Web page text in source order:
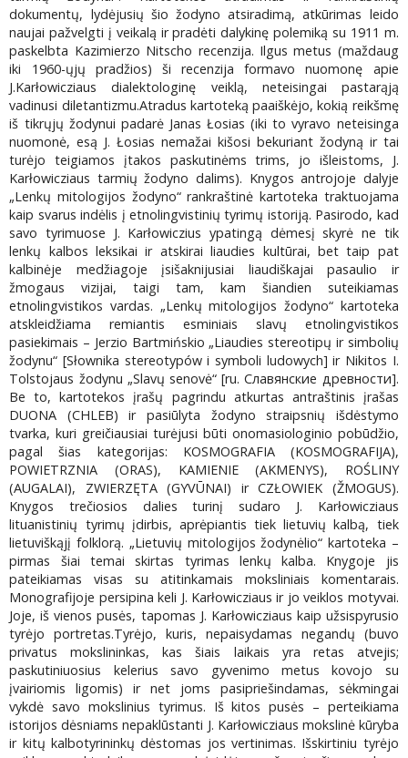
dokumentų, lydėjusių šio žodyno atsiradimą, atkūrimas leido
naujai pažvelgti į veikalą ir pradėti dalykinę polemiką su 1911 m.
paskelbta Kazimierzo Nitscho recenzija. Ilgus metus (maždaug
iki 1960-ųjų pradžios) ši recenzija formavo nuomonę apie
J.Karłowicziaus dialektologinę veiklą, neteisingai pastarąją
vadinusi diletantizmu.Atradus kartoteką paaiškėjo, kokią reikšmę
iš tikrųjų žodynui padarė Janas Łosias (iki to vyravo neteisinga
nuomonė, esą J. Łosias nemažai kišosi bekuriant žodyną ir tai
turėjo teigiamos įtakos paskutinėms trims, jo išleistoms, J.
Karłowicziaus tarmių žodyno dalims). Knygos antrojoje dalyje
„Lenkų mitologijos žodyno“ rankraštinė kartoteka traktuojama
kaip svarus indėlis į etnolingvistinių tyrimų istoriją. Pasirodo, kad
savo tyrimuose J. Karłowiczius ypatingą dėmesį skyrė ne tik
lenkų kalbos leksikai ir atskirai liaudies kultūrai, bet taip pat
kalbinėje medžiagoje įsišaknijusiai liaudiškajai pasaulio ir
žmogaus vizijai, taigi tam, kam šiandien suteikiamas
etnolingvistikos vardas. „Lenkų mitologijos žodyno“ kartoteka
atskleidžiama remiantis esminiais slavų etnolingvistikos
pasiekimais – Jerzio Bartmińskio „Liaudies stereotipų ir simbolių
žodynu“ [Słownika stereotypów i symboli ludowych] ir Nikitos I.
Tolstojaus žodynu „Slavų senovė“ [ru. Славянские древности].
Be to, kartotekos įrašų pagrindu atkurtas antraštinis įrašas
DUONA (CHLEB) ir pasiūlyta žodyno straipsnių išdėstymo
tvarka, kuri greičiausiai turėjusi būti onomasiologinio pobūdžio,
pagal šias kategorijas: KOSMOGRAFIA (KOSMOGRAFIJA),
POWIETRZNIA (ORAS), KAMIENIE (AKMENYS), ROŚLINY
(AUGALAI), ZWIERZĘTA (GYVŪNAI) ir CZŁOWIEK (ŽMOGUS).
Knygos trečiosios dalies turinį sudaro J. Karłowicziaus
lituanistinių tyrimų įdirbis, aprėpiantis tiek lietuvių kalbą, tiek
lietuviškąjį folklorą. „Lietuvių mitologijos žodynėlio“ kartoteka –
pirmas šiai temai skirtas tyrimas lenkų kalba. Knygoje jis
pateikiamas visas su atitinkamais moksliniais komentarais.
Monografijoje persipina keli J. Karłowicziaus ir jo veiklos motyvai.
Joje, iš vienos pusės, tapomas J. Karłowicziaus kaip užsispyrusio
tyrėjo portretas.Tyrėjo, kuris, nepaisydamas negandų (buvo
privatus mokslininkas, kas šiais laikais yra retas atvejis;
paskutiniuosius kelerius savo gyvenimo metus kovojo su
įvairiomis ligomis) ir net joms pasipriešindamas, sėkmingai
vykdė savo mokslinius tyrimus. Iš kitos pusės – perteikiama
istorijos dėsniams nepaklūstanti J. Karłowicziaus mokslinė kūryba
ir kitų kalbotyrininkų dėstomas jos vertinimas. Išskirtiniu tyrėjo